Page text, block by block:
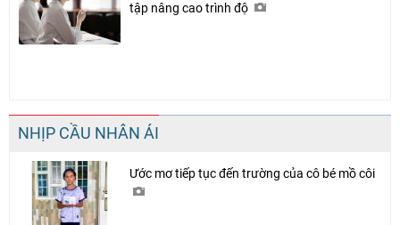
tập nâng cao trình độ
NHỊP CẦU NHÂN ÁI
Ước mơ tiếp tục đến trường của cô bé mồ côi